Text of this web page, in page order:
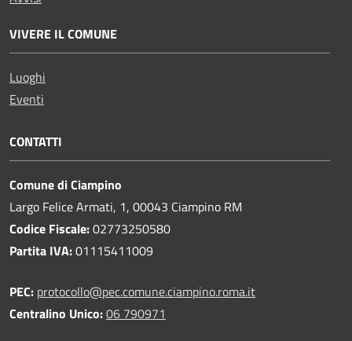
VIVERE IL COMUNE
Luoghi
Eventi
CONTATTI
Comune di Ciampino
Largo Felice Armati, 1, 00043 Ciampino RM
Codice Fiscale:02773250580
Partita IVA:01115411009
PEC: protocollo@pec.comune.ciampino.roma.it
Centralino Unico:06 790971